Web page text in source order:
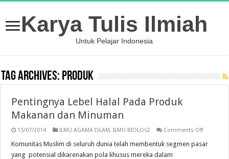
Karya Tulis Ilmiah
Untuk Pelajar Indonesia
Tag Archives: Produk
Pentingnya Lebel Halal Pada Produk
Makanan dan Minuman
15/07/2014 ILMU AGAMA ISLAM,ILMU BIOLOGI Comments Offon
Lebel
Komunitas Muslim di seluruh dunia telah membentuk segmen pasar
yang potensial dikarenakan pola khusus mereka dalam